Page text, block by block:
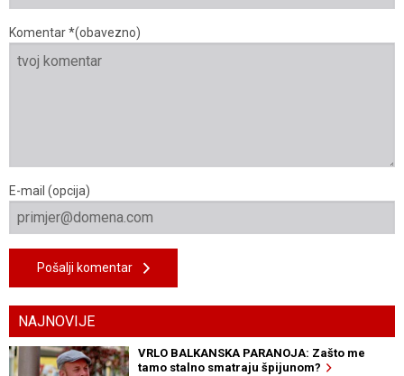
Komentar *(obavezno)
E-mail (opcija)
Pošalji komentar
NAJNOVIJE
VRLO BALKANSKA PARANOJA: Zašto me
tamo stalno smatraju špijunom?